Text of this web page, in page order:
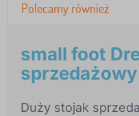
Polecamy również
small foot
Duży stojak